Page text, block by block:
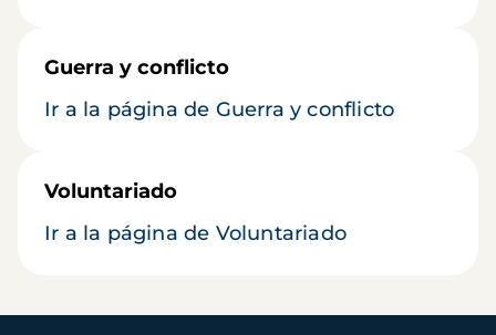
Guerra y conflicto
Ir a la página de Guerra y conflicto
Voluntariado
Ir a la página de Voluntariado